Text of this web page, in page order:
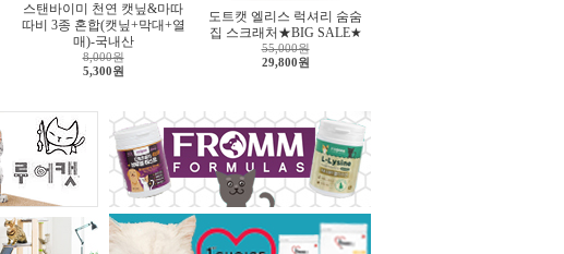
스탠바이미 천연 캣닢&마따
따비 3종 혼합(캣닢+막대+열
매)-국내산
8,000원
5,300원
도트캣 엘리스 럭셔리 숨숨
집 스크래처★BIG SALE★
55,000원
29,800원